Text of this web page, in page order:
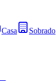
Casa Sobrado